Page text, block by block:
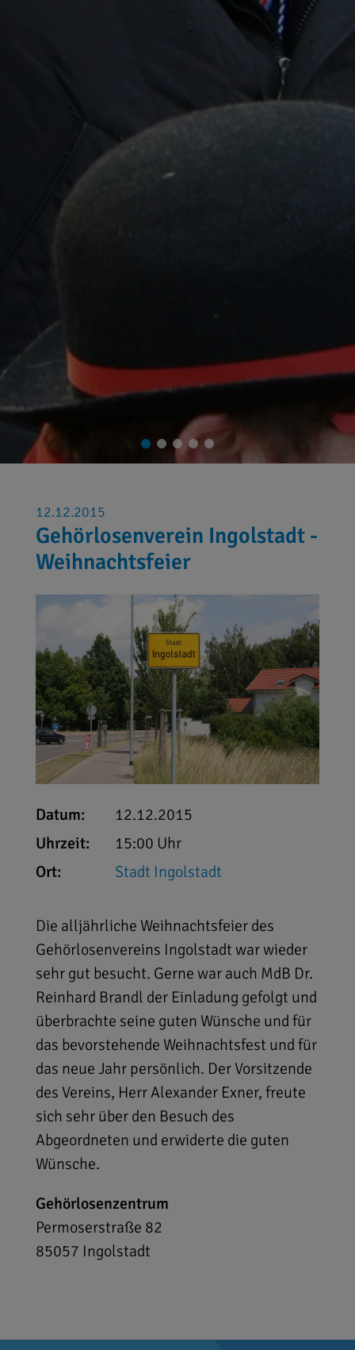
12.12.2015
Gehörlosenverein Ingolstadt -
Weihnachtsfeier
Datum:
12.12.2015
Uhrzeit:
15:00 Uhr
Ort:
Stadt Ingolstadt
Die alljährliche Weihnachtsfeier des
Gehörlosenvereins Ingolstadt war wieder
sehr gut besucht. Gerne war auch MdB Dr.
Reinhard Brandl der Einladung gefolgt und
überbrachte seine guten Wünsche und für
das bevorstehende Weihnachtsfest und für
das neue Jahr persönlich. Der Vorsitzende
des Vereins, Herr Alexander Exner, freute
sich sehr über den Besuch des
Abgeordneten und erwiderte die guten
Wünsche.
Gehörlosenzentrum
Permoserstraße 82
85057 Ingolstadt